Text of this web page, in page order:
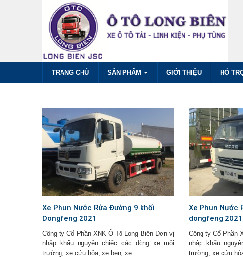
TRANG CHỦ SẢN PHẨM GIỚI THIỆU HỖ
Xe Phun Nước Rửa Đường 9 khối
Dongfeng 2021
Công ty Cổ Phần XNK Ô Tô Long Biên Đơn vị
nhập khẩu nguyên chiếc các dòng xe môi
trường, xe cứu hỏa, xe ben, xe...
Xe Phun Nước
dongfeng 2021
Công ty Cổ Phần
nhập khẩu
trường, xe cứu